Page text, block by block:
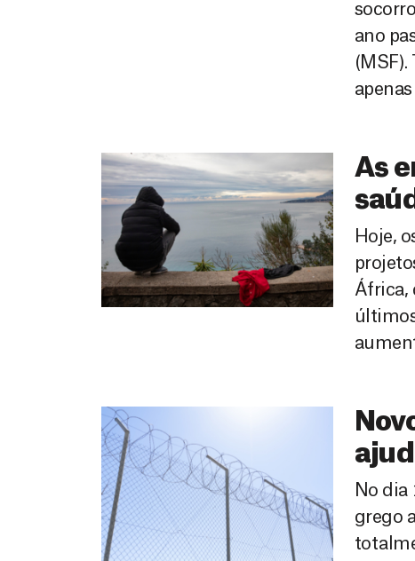
ano
(MSF).
As
Hoje,
África,
No dia
grego